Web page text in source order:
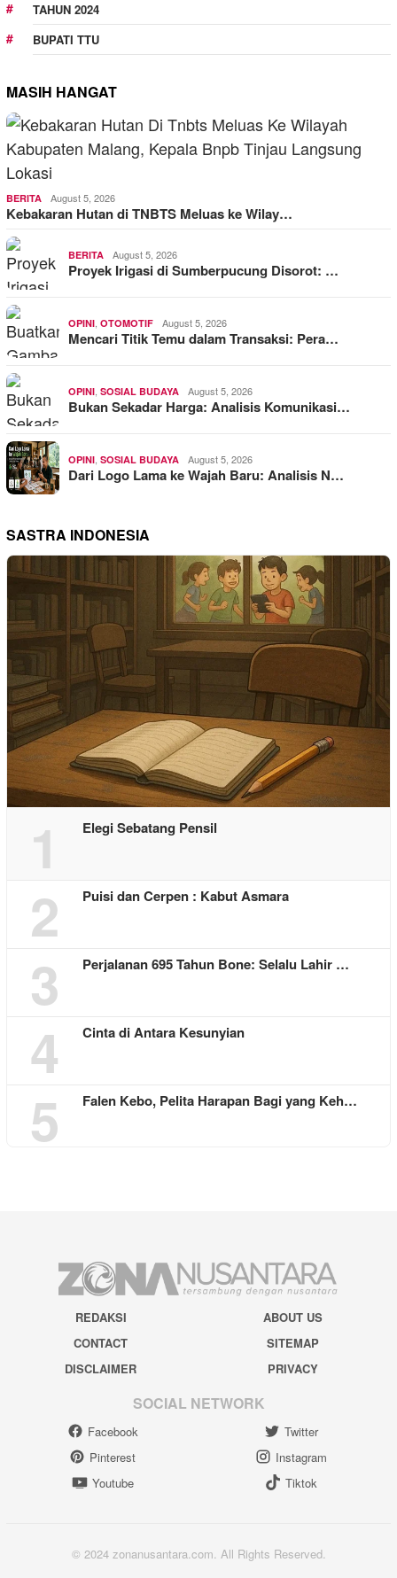
TAHUN 2024
BUPATI TTU
MASIH HANGAT
BERITA August 5, 2026
Kebakaran Hutan di TNBTS Meluas ke Wilay…
BERITA August 5, 2026
Proyek Irigasi di Sumberpucung Disorot: …
OPINI, OTOMOTIF August 5, 2026
Mencari Titik Temu dalam Transaksi: Pera…
OPINI, SOSIAL BUDAYA August 5, 2026
Bukan Sekadar Harga: Analisis Komunikasi…
OPINI, SOSIAL BUDAYA August 5, 2026
Dari Logo Lama ke Wajah Baru: Analisis N…
SASTRA INDONESIA
1 Elegi Sebatang Pensil
2 Puisi dan Cerpen : Kabut Asmara
3 Perjalanan 695 Tahun Bone: Selalu Lahir …
4 Cinta di Antara Kesunyian
5 Falen Kebo, Pelita Harapan Bagi yang Keh…
REDAKSI
ABOUT US
CONTACT
SITEMAP
DISCLAIMER
PRIVACY
SOCIAL NETWORK
Facebook
Twitter
Pinterest
Instagram
Youtube
Tiktok
© 2024 zonanusantara.com. All Rights Reserved.